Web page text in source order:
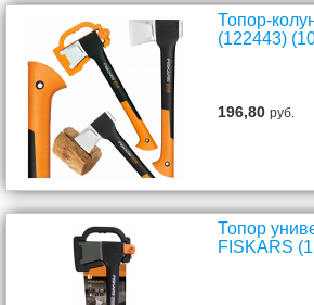
Топор-
(122443)
196,80руб.
Топор
FISKARS